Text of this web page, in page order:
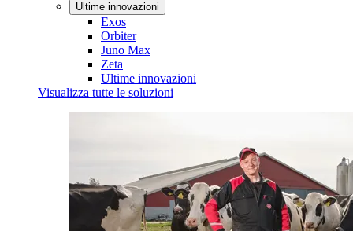
Ultime innovazioni
Exos
Orbiter
Juno Max
Zeta
Ultime innovazioni
Visualizza tutte le soluzioni